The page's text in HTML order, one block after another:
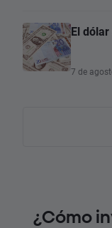
El
7 de
¿Cómo